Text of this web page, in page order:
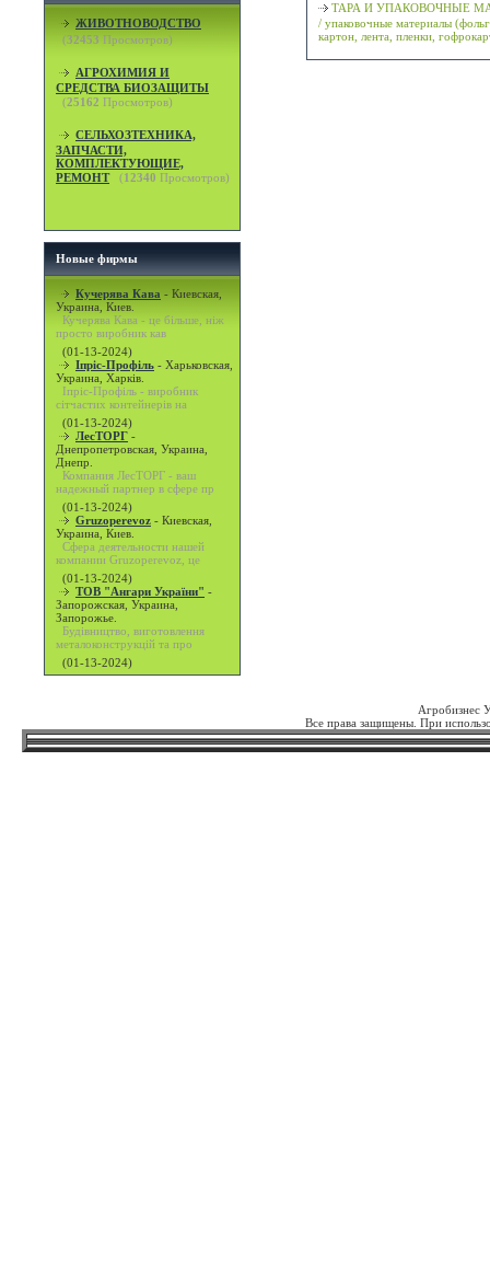
ЖИВОТНОВОДСТВО
(32453 Просмотров)
АГРОХИМИЯ И
СРЕДСТВА БИОЗАЩИТЫ
(25162 Просмотров)
СЕЛЬХОЗТЕХНИКА,
ЗАПЧАСТИ,
КОМПЛЕКТУЮЩИЕ,
РЕМОНТ
(12340 Просмотров)
Новые фирмы
Кучерява Кава - Киевская,
Украина, Киев.
Кучерява Кава - це більше, ніж
просто виробник кав
(01-13-2024)
Іпріс-Профіль - Харьковская,
Украина, Харків.
Іпріс-Профіль - виробник
сітчастих контейнерів на
(01-13-2024)
ЛесТОРГ -
Днепропетровская, Украина,
Днепр.
Компания ЛесТОРГ - ваш
надежный партнер в сфере пр
(01-13-2024)
Gruzoperevoz - Киевская,
Украина, Киев.
Сфера деятельности нашей
компании Gruzoperevoz, це
(01-13-2024)
ТОВ "Ангари України" -
Запорожская, Украина,
Запорожье.
Будівництво, виготовлення
металоконструкцій та про
(01-13-2024)
ТАРА И УПАКОВОЧНЫЕ
/ упаковочные материалы
картон, лента, пленки,
Агробизнес
Все права защищены. При